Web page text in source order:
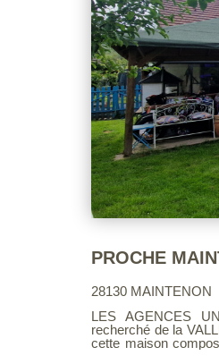
28130 MAINTENON
LES AGENCES UNIES vous présentent EN EXCLUSIVITE,
recherché de la
cette maison composée de : Au rez-de-chaussée : Entrée,